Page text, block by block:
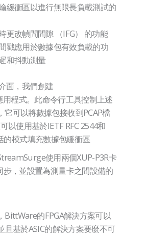
緩衝區以進行無限長負載測試的
更改幀間間隙 （IFG） 的功能
戳應用於數據包有效負載的功
和抖動測量
面，我們創建
程式。此命令行工具控制上述
它可以將數據包接收到PCAP檔
以使用基於IETF RFC 2544和
的模式填充數據包緩衝區
使用兩個XUP-P3R卡
步，並設置為測量卡之間設備的
BittWare的FPGA解決方案可以
且基於ASIC的解決方案要麼不可